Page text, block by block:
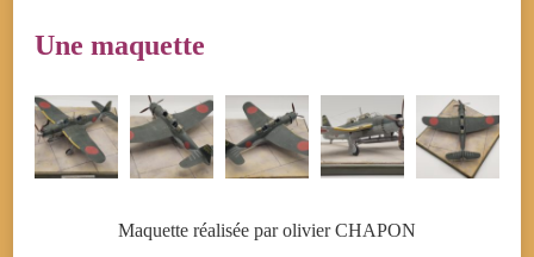
Une maquette
Maquette réalisée par olivier CHAPON